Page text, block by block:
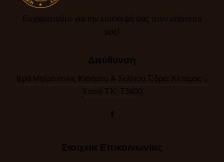
Ευχαριστούμε για την επίσκεψή σας στον ιστότοπό
μας!​
Διεύθυνση
Ιερά Μητρόπολις Κισάμου & Σελίνου Έδρα: Κίσαμος –
Χανιά Τ.Κ. 73400
Στοιχεία Επικοινωνίας